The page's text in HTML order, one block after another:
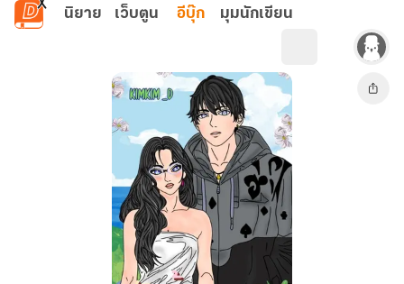
ข้ามไปยังเนื้อหาหลัก
นิยาย เว็บตูน อีบุ๊ก มุมนักเขียน